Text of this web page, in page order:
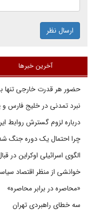
ارسال نظر
آخرین خبرها
حضور هر قدرت خارجی تنها
نبرد تمدنی در خلیج فارس و
درباره لزوم گسترش روابط
چرا احتمال یک دوره جنگ
الگوی اسرائیلی اوکراین در
خوانشی از منظر اقتصاد
«محاصره در برابر محاصره»
سه خطای راهبردی تهران